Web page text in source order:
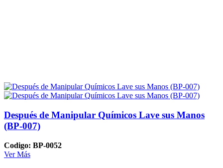
Después de Manipular Químicos Lave sus Manos
(BP-007)
Codigo: BP-0052
Ver Más